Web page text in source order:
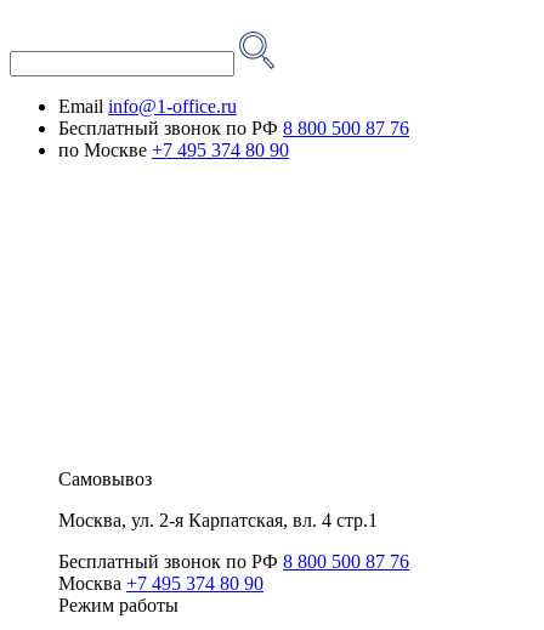
Email info@1-office.ru
Бесплатный звонок по РФ 8 800 500 87 76
по Москве +7 495 374 80 90
Самовывоз
Москва, ул. 2-я Карпатская, вл. 4 стр.1
Бесплатный звонок по РФ 8 800 500 87 76
Москва +7 495 374 80 90
Режим работы